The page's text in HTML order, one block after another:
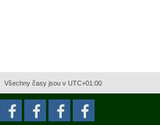
Všechny časy jsou v UTC+01:00